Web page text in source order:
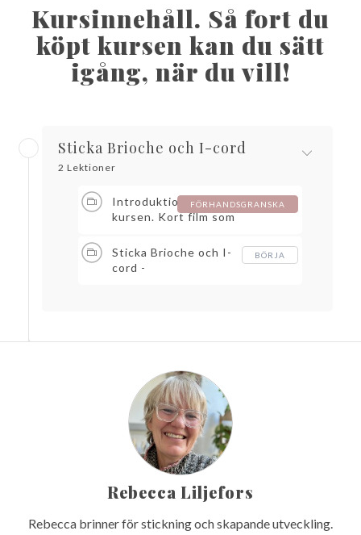
Kursinnehåll. Så fort du
köpt kursen kan du sätt
igång, när du vill!
Sticka Brioche och I-cord
2 Lektioner
Introduktion till
kursen. Kort film som
resultatet och vad vi
går igenom i kursen.
FÖRHANDSGRANSKA
Sticka Brioche och I-
cord -
BÖRJA
Rebecca Liljefors
Rebecca brinner för stickning och skapande utveckling.